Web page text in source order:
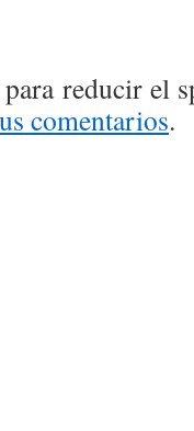
reducir el
comentarios.